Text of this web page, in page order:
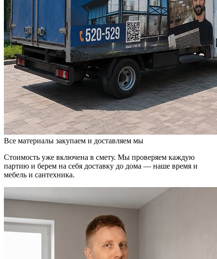
Все материалы закупаем и доставляем мы
Стоимость уже включена в смету. Мы проверяем каждую
партию и берем на себя доставку до дома — наше время и
мебель и сантехника.